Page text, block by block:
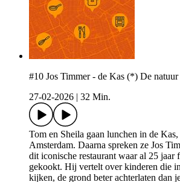
#10 Jos Timmer - de Kas (*) De natuur
27-02-2026
32 Min.
Tom en Sheila gaan lunchen in de
Amsterdam. Daarna spreken ze Jos
dit iconische restaurant waar al 25
gekookt. Hij vertelt over kinderen die
kijken, de grond beter achterlaten dan